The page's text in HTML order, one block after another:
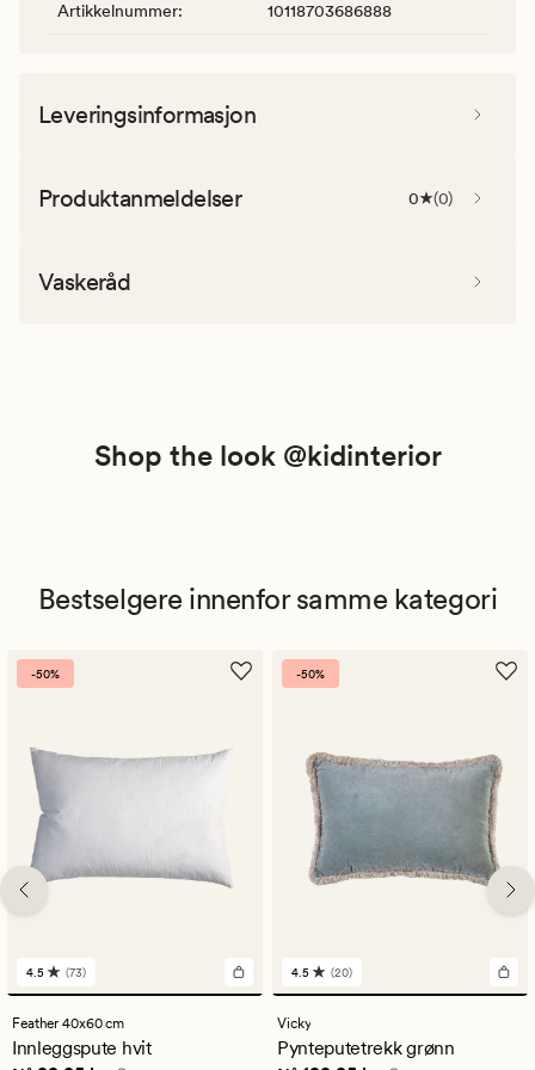
Artikkelnummer: 10118703686888
Leveringsinformasjon
Produktanmeldelser 0 (0)
Vaskeråd
Shop the look @kidinterior
Bestselgere innenfor samme kategori
-50%
73
anmeldelser
med
en
gjennomsnittlig
4.5 (73)
Feather 40x60 cm
Innleggspute hvit
-50%
20
anmeldelser
med
en
gjennomsnittlig
4.5 (20)
Vicky
Pynteputetrekk grønn